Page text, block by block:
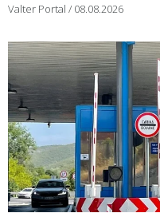
Valter Portal 08.08.2026